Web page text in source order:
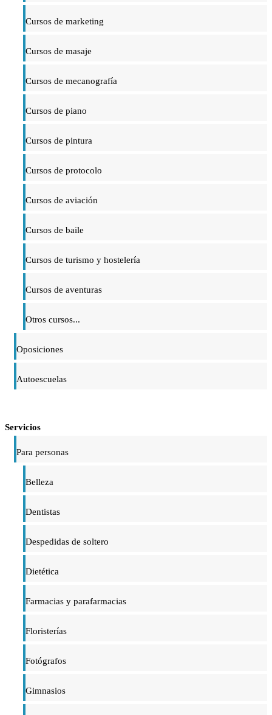
Cursos de marketing
Cursos de masaje
Cursos de mecanografía
Cursos de piano
Cursos de pintura
Cursos de protocolo
Cursos de aviación
Cursos de baile
Cursos de turismo y hostelería
Cursos de aventuras
Otros cursos...
Oposiciones
Autoescuelas
Servicios
Para personas
Belleza
Dentistas
Despedidas de soltero
Dietética
Farmacias y parafarmacias
Floristerías
Fotógrafos
Gimnasios